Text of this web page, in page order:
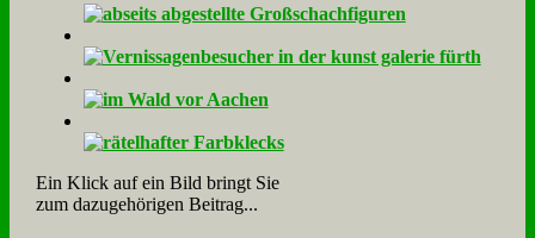
Ein Klick auf ein Bild bringt Sie
zum dazugehörigen Beitrag...